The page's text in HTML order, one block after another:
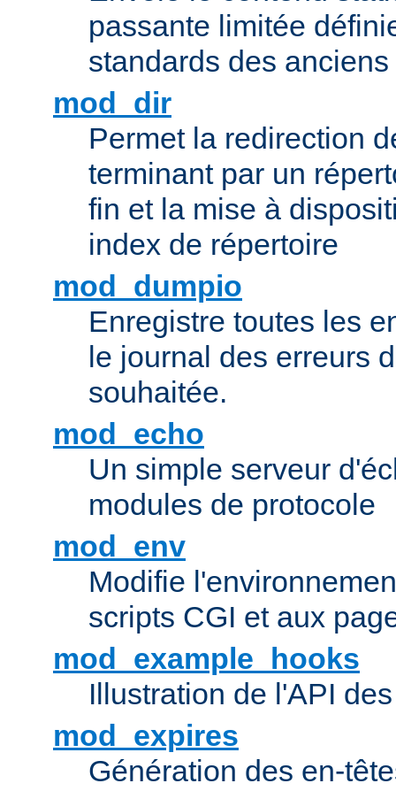
passante limitée
standards des
mod_dir
Permet la redirection
terminant par un
fin et la mise à
index de répertoire
mod_dumpio
Enregistre toutes les
le journal des erreurs
souhaitée.
mod_echo
Un simple serveur
modules de protocole
mod_env
Modifie
scripts CGI et aux
mod_example_hooks
Illustration de l'API
mod_expires
Génération des en-